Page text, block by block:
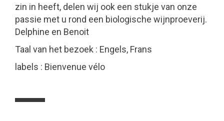
zin in heeft, delen wij ook een stukje van onze
passie met u rond een biologische wijnproeverij.
Delphine en Benoit
Taal van het bezoek : Engels, Frans
labels : Bienvenue vélo